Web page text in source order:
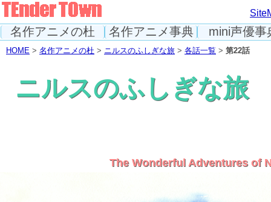
名作アニメの杜 名作アニメ事典 mini声優事
HOME > 名作アニメの杜 > ニルスのふしぎな旅 > 各話一覧 > 第22話
ニルスのふしぎな旅
The Wonderful Adventures of